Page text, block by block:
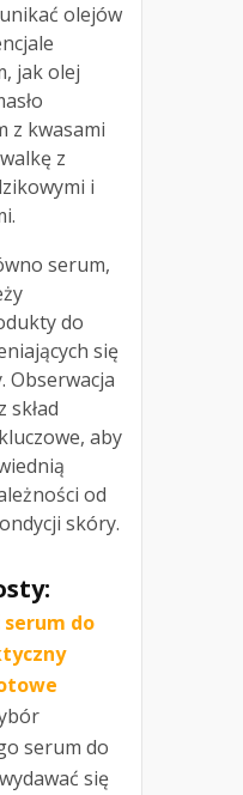
olejów
jak olej
z kwasami
z
i
serum,
do
się
Obserwacja
skład
aby
od
skóry.
serum do
serum do
się